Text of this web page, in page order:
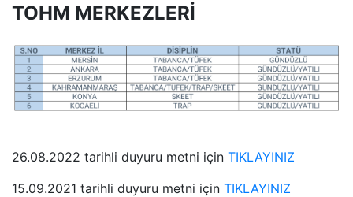
TOHM MERKEZLERİ
26.08.2022 tarihli duyuru metni için TIKLAYINIZ
15.09.2021 tarihli duyuru metni için TIKLAYINIZ